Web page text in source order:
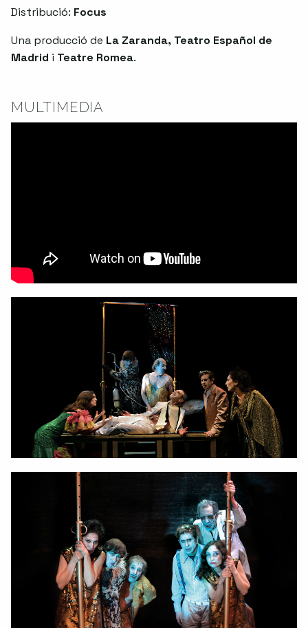
Distribució: Focus
Una producció de La Zaranda, Teatro Español de
Madrid i Teatre Romea.
MULTIMEDIA